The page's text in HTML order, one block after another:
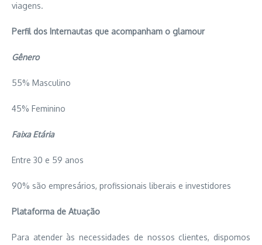
viagens.
Perfil dos Internautas que acompanham o glamour
Gênero
55% Masculino
45% Feminino
Faixa Etária
Entre 30 e 59 anos
90% são empresários, profissionais liberais e investidores
Plataforma de Atuação
Para atender às necessidades de nossos clientes, dispomos